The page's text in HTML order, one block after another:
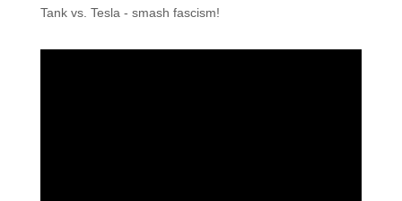
Tank vs. Tesla - smash fascism!